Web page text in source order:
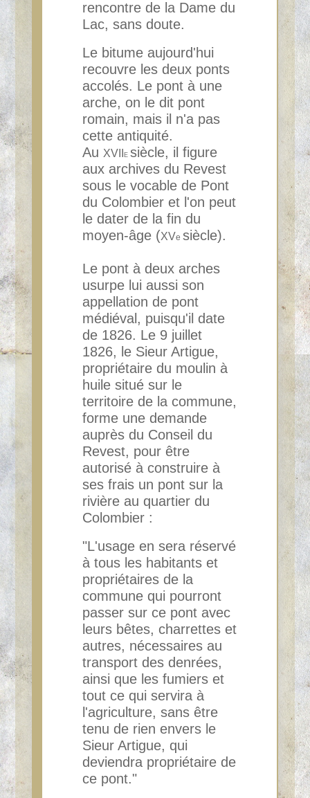
rencontre de la Dame du
Lac, sans doute.
Le bitume aujourd'hui
recouvre les deux ponts
accolés. Le pont à une
arche, on le dit pont
romain, mais il n'a pas
cette antiquité.
Au XVII E siècle, il figure
aux archives du Revest
sous le vocable de Pont
du Colombier et l'on peut
le dater de la fin du
moyen-âge (XVe siècle).
Le pont à deux arches
usurpe lui aussi son
appellation de pont
médiéval, puisqu'il date
de 1826. Le 9 juillet
1826, le Sieur Artigue,
propriétaire du moulin à
huile situé sur le
territoire de la commune,
forme une demande
auprès du Conseil du
Revest, pour être
autorisé à construire à
ses frais un pont sur la
rivière au quartier du
Colombier :
"L'usage en sera réservé
à tous les habitants et
propriétaires de la
commune qui pourront
passer sur ce pont avec
leurs bêtes, charrettes et
autres, nécessaires au
transport des denrées,
ainsi que les fumiers et
tout ce qui servira à
l'agriculture, sans être
tenu de rien envers le
Sieur Artigue, qui
deviendra propriétaire de
ce pont."